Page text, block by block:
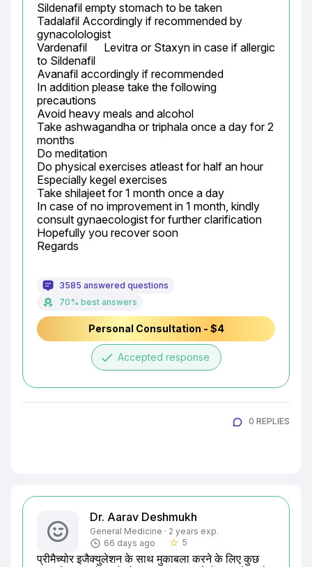
Sildenafil empty stomach to be taken
Tadalafil Accordingly if recommended by
gynacolologist
Vardenafil	Levitra or Staxyn	in case if allergic
to Sildenafil
Avanafil accordingly if recommended
In addition please take the following
precautions
Avoid heavy meals and alcohol
Take ashwagandha or triphala once a day for 2
months
Do meditation
Do physical exercises atleast for half an hour
Especially kegel exercises
Take shilajeet for 1 month once a day
In case of no improvement in 1 month, kindly
consult gynaecologist for further clarification
Hopefully you recover soon
Regards
3585 answered questions
70% best answers
Personal Consultation - $4
done Accepted response
0 REPLIES
Dr. Aarav Deshmukh
General Medicine · 2 years exp.
66 days ago
star_border 5
प्रीमैच्योर इजैक्युलेशन के साथ मुकाबला करने के लिए कुछ